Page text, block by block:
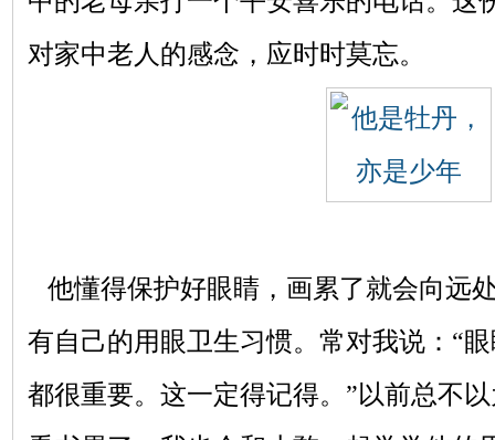
对家中老人的感念，应时时莫忘。
他懂得保护好眼睛，画累了就会向远
有自己的用眼卫生习惯。常对我说：“
都很重要。这一定得记得。”以前总不